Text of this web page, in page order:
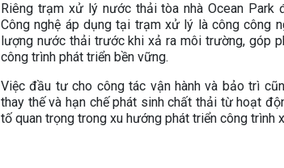
Riêng trạm xử lý nước thải tòa nhà Ocean
Công nghệ áp dụng tại trạm xử lý là công công
lượng nước thải trước khi xả ra môi trường, góp
công trình phát triển bền vững.
Việc đầu tư cho công tác vận hành và bảo trì
thay thế và hạn chế phát sinh chất thải từ hoạt
tố quan trọng trong xu hướng phát triển công trình